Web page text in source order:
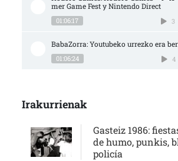
mer Game Fest y Nintendo Direct
01:06:17 3
BabaZorra: Youtubeko urrezko era
01:06:24 4
Irakurrienak
Gasteiz 1986:
de humo, punkis,
policía